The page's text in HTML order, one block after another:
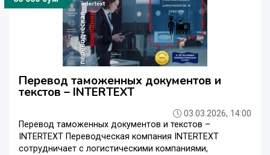
Перевод таможенных документов и
текстов – INTERTEXT
03.03.2026, 14:00
Перевод таможенных документов и текстов –
INTERTEXT Переводческая компания INTERTEXT
сотрудничает с логистическими компаниями,